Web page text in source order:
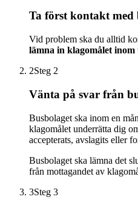
Ta först kontakt med
Vid problem ska du alltid
lämna in klagomålet inom
2Steg 2
Vänta på svar från
Busbolaget ska inom en
klagomålet underrätta dig
accepterats, avslagits eller
Busbolaget ska lämna det
från mottagandet av
3Steg 3